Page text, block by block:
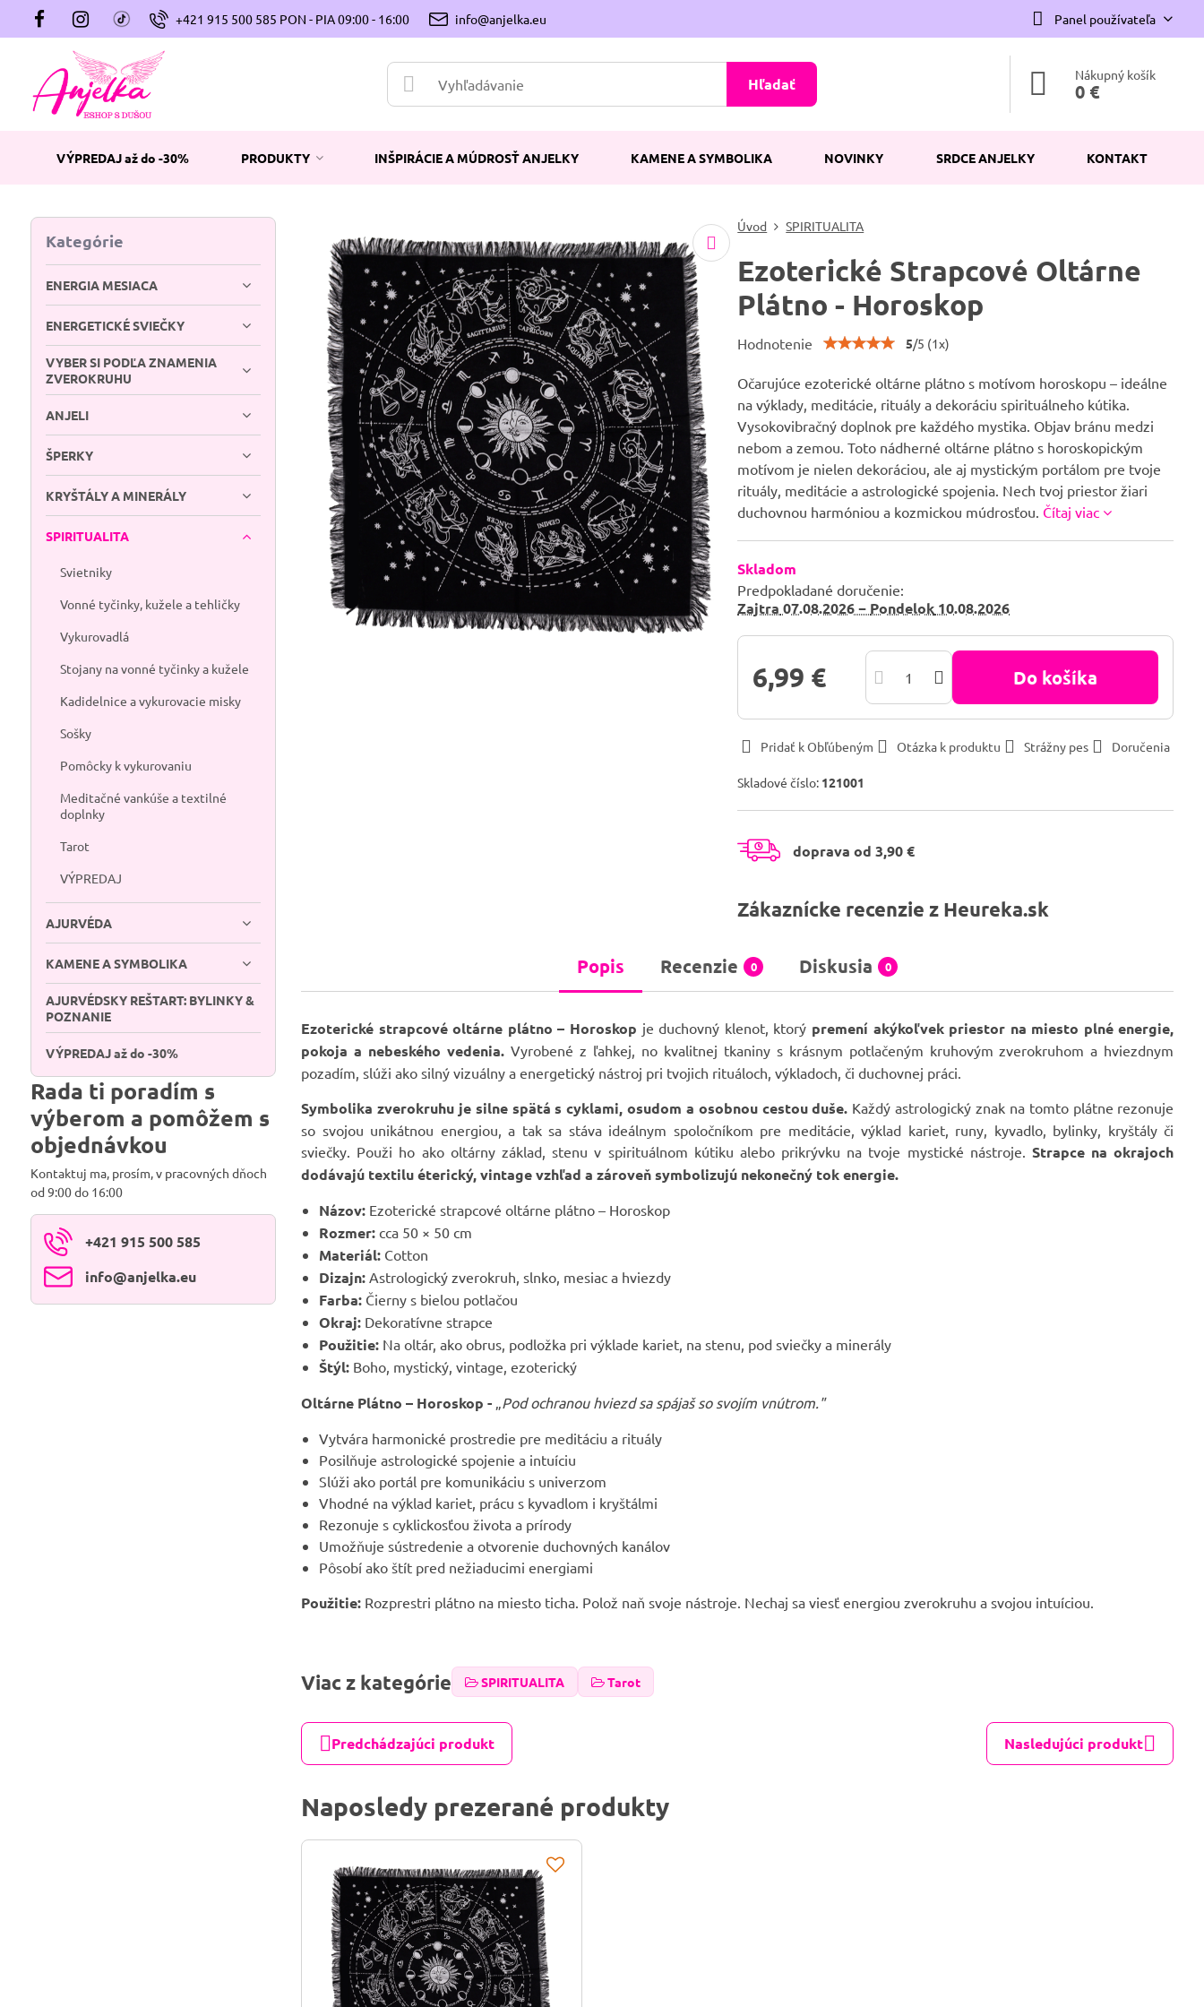
+421 915 500 585 PON - PIA 09:00 - 16:00 info@anjelka.eu Panel používateľa
Hľadať Nákupný košík
0 €
VÝPREDAJ až do -30% PRODUKTY INŠPIRÁCIE A MÚDROSŤ ANJELKY KAMENE A SYMBOLIKA NOVINKY SRDCE ANJELKY KONTAKT
Úvod SPIRITUALITA
Ezoterické Strapcové Oltárne
Plátno - Horoskop
Hodnotenie 5/5 (1x)
Očarujúce ezoterické oltárne plátno s motívom horoskopu – ideálne
na výklady, meditácie, rituály a dekoráciu spirituálneho kútika.
Vysokovibračný doplnok pre každého mystika. Objav bránu medzi
nebom a zemou. Toto nádherné oltárne plátno s horoskopickým
motívom je nielen dekoráciou, ale aj mystickým portálom pre tvoje
rituály, meditácie a astrologické spojenia. Nech tvoj priestor žiari
duchovnou harmóniou a kozmickou múdrosťou. Čítaj viac
Skladom
Predpokladané doručenie:
Zajtra 07.08.2026 − Pondelok 10.08.2026
6,99 € Do košíka
Pridať k Obľúbeným Otázka k produktu Strážny pes Doručenia
Skladové číslo: 121001
doprava od 3,90 €
Zákaznícke recenzie z Heureka.sk
Popis Recenzie 0 Diskusia 0
Ezoterické strapcové oltárne plátno – Horoskop je duchovný klenot, ktorý premení akýkoľvek priestor na miesto plné energie,
pokoja a nebeského vedenia.Vyrobené z ľahkej, no kvalitnej tkaniny s krásnym potlačeným kruhovým zverokruhom a hviezdnym
pozadím, slúži ako silný vizuálny a energetický nástroj pri tvojich rituáloch, výkladoch, či duchovnej práci.
Symbolika zverokruhu je silne spätá s cyklami, osudom a osobnou cestou duše. Každý astrologický znak na tomto plátne rezonuje
so svojou unikátnou energiou, a tak sa stáva ideálnym spoločníkom pre meditácie, výklad kariet, runy, kyvadlo, bylinky, kryštály či
sviečky. Použi ho ako oltárny základ, stenu v spirituálnom kútiku alebo prikrývku na tvoje mystické nástroje.Strapce na okrajoch
dodávajú textilu éterický, vintage vzhľad a zároveň symbolizujú nekonečný tok energie.
Názov: Ezoterické strapcové oltárne plátno – Horoskop
Rozmer: cca 50 × 50 cm
Materiál: Cotton
Dizajn: Astrologický zverokruh, slnko, mesiac a hviezdy
Farba: Čierny s bielou potlačou
Okraj: Dekoratívne strapce
Použitie: Na oltár, ako obrus, podložka pri výklade kariet, na stenu, pod sviečky a minerály
Štýl: Boho, mystický, vintage, ezoterický
Oltárne Plátno – Horoskop - „Pod ochranou hviezd sa spájaš so svojím vnútrom."
Vytvára harmonické prostredie pre meditáciu a rituály
Posilňuje astrologické spojenie a intuíciu
Slúži ako portál pre komunikáciu s univerzom
Vhodné na výklad kariet, prácu s kyvadlom i kryštálmi
Rezonuje s cyklickosťou života a prírody
Umožňuje sústredenie a otvorenie duchovných kanálov
Pôsobí ako štít pred nežiaducimi energiami
Použitie: Rozprestri plátno na miesto ticha. Polož naň svoje nástroje. Nechaj sa viesť energiou zverokruhu a svojou intuíciou.
Viac z kategórie SPIRITUALITA Tarot
Predchádzajúci produkt Nasledujúci produkt
Naposledy prezerané produkty
Kategórie
ENERGIA MESIACA
ENERGETICKÉ SVIEČKY
VYBER SI PODĽA ZNAMENIA
ZVEROKRUHU
ANJELI
ŠPERKY
KRYŠTÁLY A MINERÁLY
SPIRITUALITA
Svietniky
Vonné tyčinky, kužele a tehličky
Vykurovadlá
Stojany na vonné tyčinky a kužele
Kadidelnice a vykurovacie misky
Sošky
Pomôcky k vykurovaniu
Meditačné vankúše a textilné
doplnky
Tarot
VÝPREDAJ
AJURVÉDA
KAMENE A SYMBOLIKA
AJURVÉDSKY REŠTART: BYLINKY &
POZNANIE
VÝPREDAJ až do -30%
Rada ti poradím s
výberom a pomôžem s
objednávkou
Kontaktuj ma, prosím, v pracovných dňoch
od 9:00 do 16:00
+421 915 500 585
info​@anjelka​.eu